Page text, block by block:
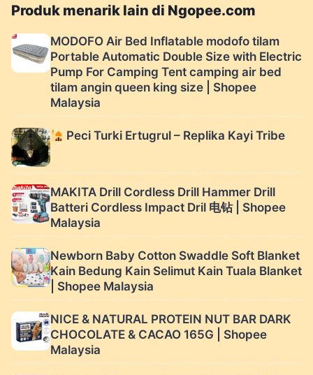
Produk menarik lain di Ngopee.com
MODOFO Air Bed Inflatable modofo tilam
Portable Automatic Double Size with Electric
Pump For Camping Tent camping air bed
tilam angin queen king size | Shopee
Malaysia
Peci Turki Ertugrul – Replika Kayi Tribe
MAKITA Drill Cordless Drill Hammer Drill
Batteri Cordless Impact Dril 电钻 | Shopee
Malaysia
Newborn Baby Cotton Swaddle Soft Blanket
Kain Bedung Kain Selimut Kain Tuala Blanket
| Shopee Malaysia
NICE & NATURAL PROTEIN NUT BAR DARK
CHOCOLATE & CACAO 165G | Shopee
Malaysia